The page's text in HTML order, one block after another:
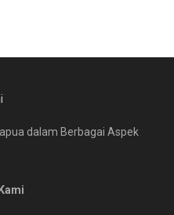
dalam Berbagai Aspek